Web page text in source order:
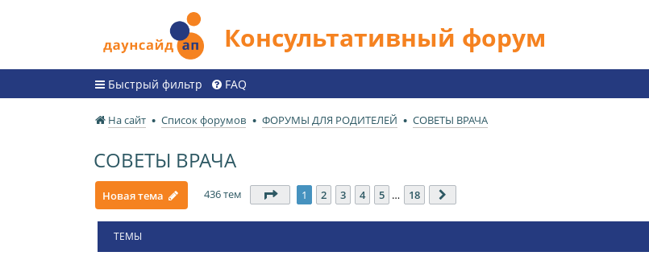
Консультативный форум
Быстрый фильтр FAQ
На сайт Список форумов ФОРУМЫ ДЛЯ РОДИТЕЛЕЙ СОВЕТЫ ВРАЧА
СОВЕТЫ ВРАЧА
Новая тема 436 тем Страница из 18
1 2 3 4 5 … 18
ТЕМЫ